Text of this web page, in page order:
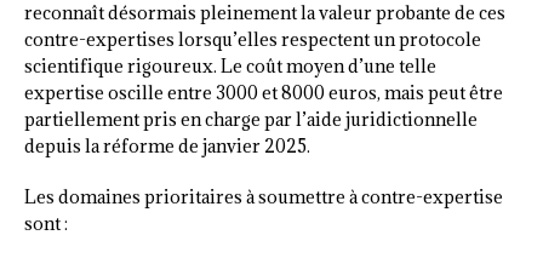
reconnaît désormais pleinement la valeur probante de ces
contre-expertises lorsqu’elles respectent un protocole
scientifique rigoureux. Le coût moyen d’une telle
expertise oscille entre 3000 et 8000 euros, mais peut être
partiellement pris en charge par l’aide juridictionnelle
depuis la réforme de janvier 2025.
Les domaines prioritaires à soumettre à contre-expertise
sont :